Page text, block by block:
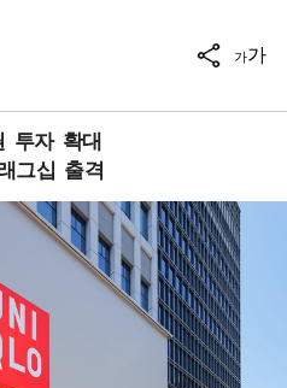
가가
투자 확대
그십 출격